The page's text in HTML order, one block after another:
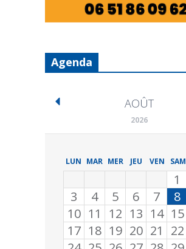
Agenda
AOÛT
2026
LUN MAR MER JEU VEN SAM
1
3
4 5 6 7 8
10 11 12 13 14 15
17 18 19 20 21 22